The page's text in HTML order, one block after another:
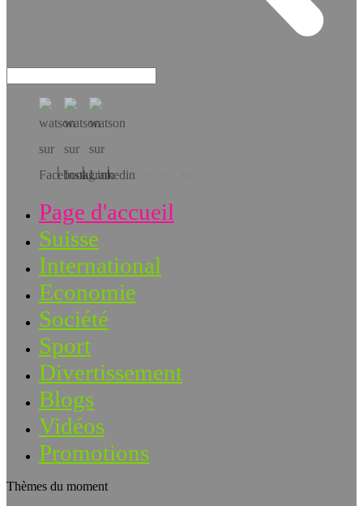
Téléchargez l’app!
Page d'accueil
Suisse
International
Economie
Société
Sport
Divertissement
Blogs
Vidéos
Promotions
Thèmes du moment